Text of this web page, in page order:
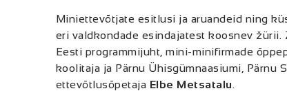
Miniettevõtjate esitlusi ja aruandeid ning
eri valdkondade esindajatest koosnev
Eesti programmijuht, mini-minifirmade
koolitaja ja Pärnu Ühisgümnaasiumi, Pärnu
ettevõtlusõpetaja Elbe Metsatalu.